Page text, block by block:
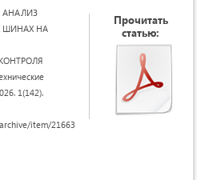
АНАЛИЗ
ШИНАХ НА
1(142).
item/21663
Прочитать
статью: